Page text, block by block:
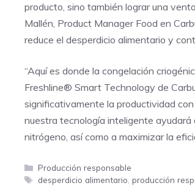
producto, sino también lograr una
Mallén, Product Manager Food en
reduce el desperdicio alimentario y
“Aquí es donde la congelación
Freshline® Smart Technology de
significativamente la productividad
nuestra tecnología inteligente ayudará
nitrógeno, así como a maximizar la
Categorías
Producción responsable
Etiquetas
desperdicio alimentario producción